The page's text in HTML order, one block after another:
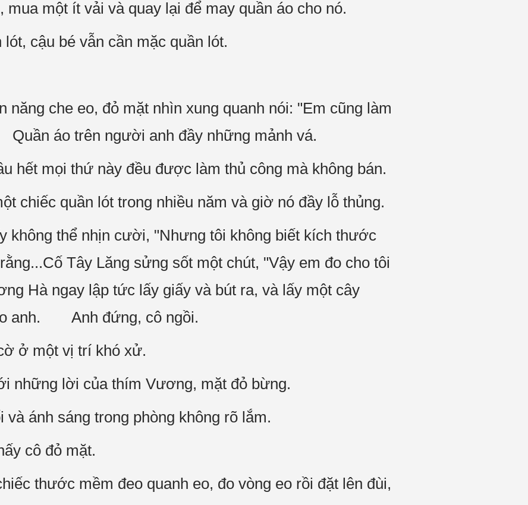
mua một ít vải và quay lại để may quần áo cho nó.
cậu bé vẫn cần mặc quần lót.
năng che eo, đỏ mặt nhìn xung quanh nói: "Em cũng làm
áo trên người anh đầy những mảnh vá.
hết mọi thứ này đều được làm thủ công mà không bán.
chiếc quần lót trong nhiều năm và giờ nó đầy lỗ thủng.
không thể nhịn cười, "Nhưng tôi không biết kích thước
Tây Lăng sửng sốt một chút, "Vậy em đo cho tôi
ngay lập tức lấy giấy và bút ra, và lấy một cây
anh. Anh đứng, cô ngồi.
ở một vị trí khó xử.
những lời của thím Vương, mặt đỏ bừng.
và ánh sáng trong phòng không rõ lắm.
cô đỏ mặt.
thước mềm đeo quanh eo, đo vòng eo rồi đặt lên đùi,